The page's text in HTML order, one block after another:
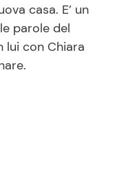
casa. E’ un
parole del
lui con Chiara